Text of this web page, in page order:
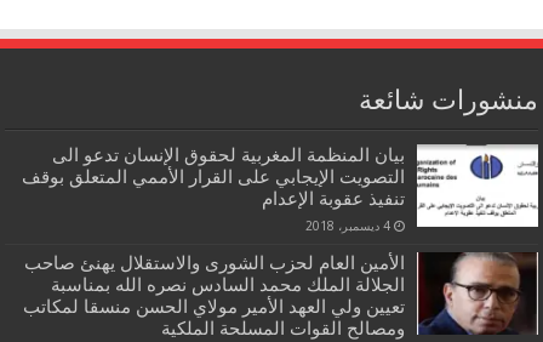
منشورات شائعة
بيان المنظمة المغربية لحقوق الإنسان تدعو الى
التصويت الإيجابي على القرار الأممي المتعلق بوقف
تنفيذ عقوبة الإعدام
4 ديسمبر، 2018
الأمين العام لحزب الشورى والاستقلال يهنئ صاحب
الجلالة الملك محمد السادس نصره الله بمناسبة
تعيين ولي العهد الأمير مولاي الحسن منسقا لمكاتب
ومصالح القوات المسلحة الملكية